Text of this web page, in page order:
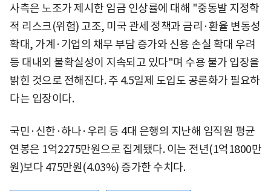
사측은 노조가 제시한 임금 인상률에 대해 "중동발 지정학
적 리스크(위험) 고조, 미국 관세 정책과 금리·환율 변동성
확대, 가계·기업의 채무 부담 증가와 신용 손실 확대 우려
등 대내외 불확실성이 지속되고 있다"며 수용 불가 입장을
밝힌 것으로 전해진다. 주 4.5일제 도입도 공론화가 필요하
다는 입장이다.
국민·신한·하나·우리 등 4대 은행의 지난해 임직원 평균
연봉은 1억2275만원으로 집계됐다. 이는 전년(1억1800만
원)보다 475만원(4.03%) 증가한 수치다.